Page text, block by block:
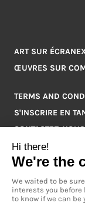
ART SUR ÉCRAN
ŒUVRES SUR
TERMS AND
S'INSCRIRE EN
CONTACTEZ-NOUS
Q&A